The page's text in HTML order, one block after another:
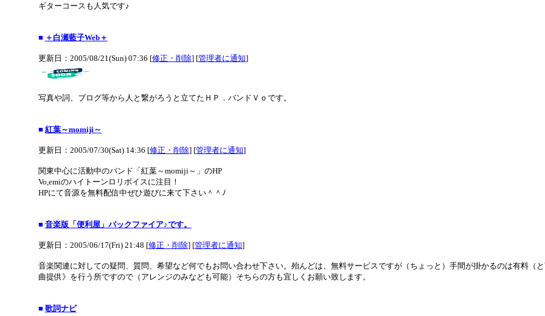
ギターコースも人気です♪
■ ＋白瀬藍子Web＋
更新日：2005/08/21(Sun) 07:36 [修正・削除] [管理者に通知]
写真や詞、ブログ等から人と繋がろうと立てたＨＰ．バンドＶｏです。
■ 紅葉～momiji～
更新日：2005/07/30(Sat) 14:36 [修正・削除] [管理者に通知]
関東中心に活動中のバンド「紅葉～momiji～」のHP
Vo,emiのハイトーンロリボイスに注目！
HPにて音源を無料配信中ぜひ遊びに来て下さい＾＾ﾉ
■ 音楽版「便利屋」バックファイア♪です。
更新日：2005/06/17(Fri) 21:48 [修正・削除] [管理者に通知]
音楽関連に対しての疑問、質問、希望など何でもお問い合わせ下さい。殆んどは、無料サービスですが（ちょっと）手間が掛かるのは有料（
曲提供》を行う所ですので（アレンジのみなども可能）そちらの方も宜しくお願い致します。
■ 歌詞ナビ